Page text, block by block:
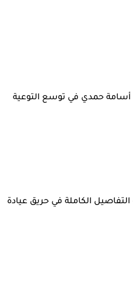
حمدي في توسع التوعية
الكاملة في حريق عيادة